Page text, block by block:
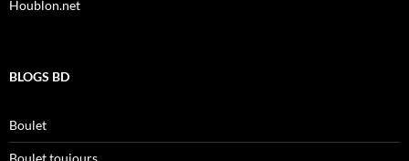
Houblon.net
BLOGS BD
Boulet
Boulet toujours